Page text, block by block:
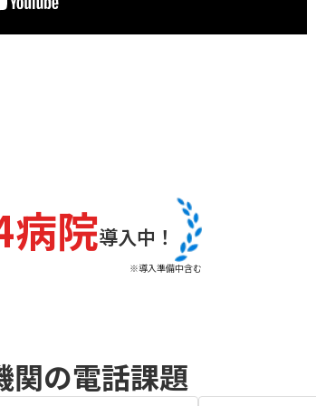
院導入中！
※導入準備中含む
関の電話課題